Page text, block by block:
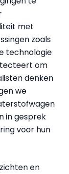
met
zoals
technologie
om
denken
we
in gesprek
voor hun
en